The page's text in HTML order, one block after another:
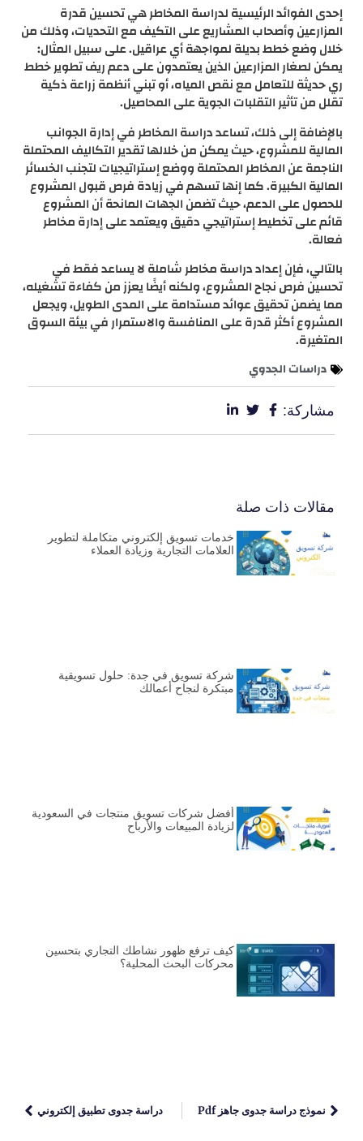
إحدى الفوائد الرئيسية لدراسة المخاطر هي تحسين قدرة
المزارعين وأصحاب المشاريع على التكيف مع التحديات، وذلك من
خلال وضع خطط بديلة لمواجهة أي عراقيل. على سبيل المثال:
يمكن لصغار المزارعين الذين يعتمدون على دعم ريف تطوير خطط
ري حديثة للتعامل مع نقص المياه، أو تبني أنظمة زراعة ذكية
تقلل من تأثير التقلبات الجوية على المحاصيل.
بالإضافة إلى ذلك، تساعد دراسة المخاطر في إدارة الجوانب
المالية للمشروع، حيث يمكن من خلالها تقدير التكاليف المحتملة
الناجمة عن المخاطر المحتملة ووضع إستراتيجيات لتجنب الخسائر
المالية الكبيرة. كما إنها تسهم في زيادة فرص قبول المشروع
للحصول على الدعم، حيث تضمن الجهات المانحة أن المشروع
قائم على تخطيط إستراتيجي دقيق ويعتمد على إدارة مخاطر
فعالة.
بالتالي، فإن إعداد دراسة مخاطر شاملة لا يساعد فقط في
تحسين فرص نجاح المشروع، ولكنه أيضًا يعزز من كفاءة تشغيله،
مما يضمن تحقيق عوائد مستدامة على المدى الطويل، ويجعل
المشروع أكثر قدرة على المنافسة والاستمرار في بيئة السوق
المتغيرة.
دراسات الجدوي
مشاركة:
مقالات ذات صلة
خدمات تسويق إلكتروني متكاملة لتطوير
العلامات التجارية وزيادة العملاء
شركة تسويق في جدة: حلول تسويقية
مبتكرة لنجاح أعمالك
أفضل شركات تسويق منتجات في السعودية
لزيادة المبيعات والأرباح
كيف ترفع ظهور نشاطك التجاري بتحسين
محركات البحث المحلية؟
نموذج دراسة جدوى جاهز Pdf دراسة جدوى تطبيق إلكتروني